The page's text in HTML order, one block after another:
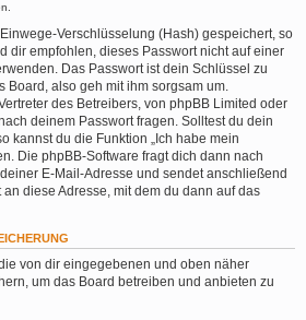
Verschlüsselung (Hash) gespeichert, so
dir empfohlen, dieses Passwort nicht auf einer
Das Passwort ist dein Schlüssel zu
Board, also geh mit ihm sorgsam um.
des Betreibers, von phpBB Limited oder
deinem Passwort fragen. Solltest du dein
kannst du die Funktion „Ich habe mein
Die phpBB-Software fragt dich dann nach
E-Mail-Adresse und sendet anschließend
diese Adresse, mit dem du dann auf das
von dir eingegebenen und oben näher
um das Board betreiben und anbieten zu